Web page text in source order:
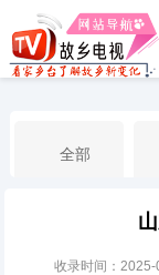
全部
收录时间：